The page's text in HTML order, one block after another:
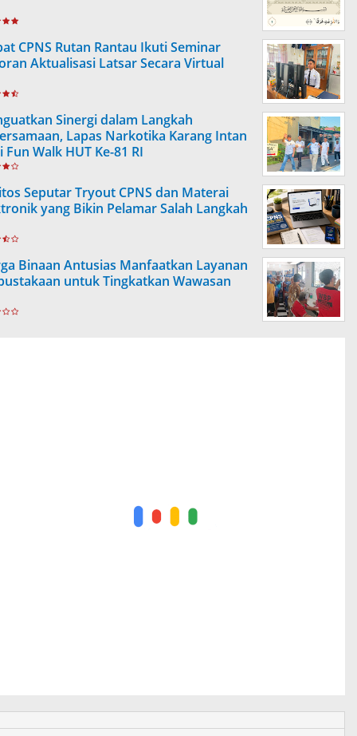
CPNS Rutan Rantau Ikuti Seminar
Aktualisasi Latsar Secara Virtual
Sinergi dalam Langkah
Lapas Narkotika Karang Intan
Walk HUT Ke-81 RI
Seputar Tryout CPNS dan Materai
yang Bikin Pelamar Salah Langkah
Binaan Antusias Manfaatkan Layanan
untuk Tingkatkan Wawasan